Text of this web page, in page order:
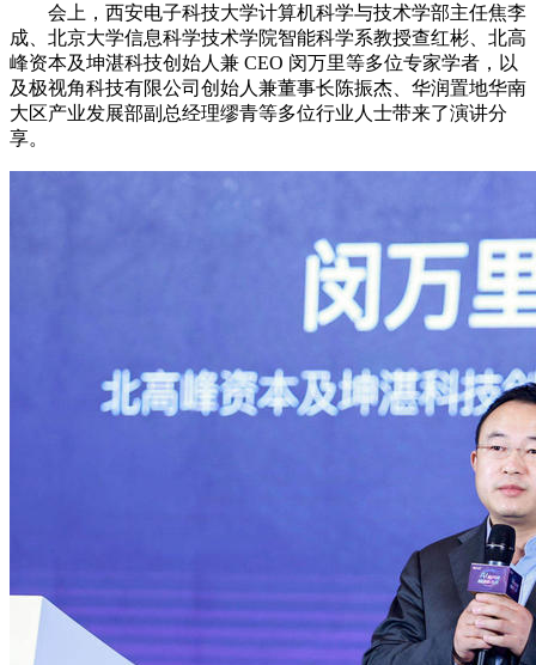
会上，西安电子科技大学计算机科学与技术学部主任焦李
成、北京大学信息科学技术学院智能科学系教授查红彬、北高
峰资本及坤湛科技创始人兼 CEO 闵万里等多位专家学者，以
及极视角科技有限公司创始人兼董事长陈振杰、华润置地华南
大区产业发展部副总经理缪青等多位行业人士带来了演讲分
享。